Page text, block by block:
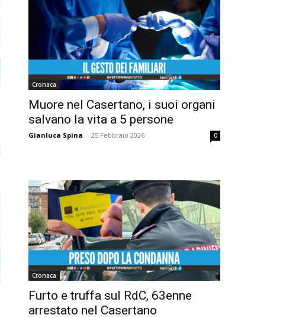
Cronaca
Muore nel Casertano, i suoi organi
salvano la vita a 5 persone
Gianluca Spina - 25 Febbraio 2026 0
Cronaca
Furto e truffa sul RdC, 63enne
arrestato nel Casertano